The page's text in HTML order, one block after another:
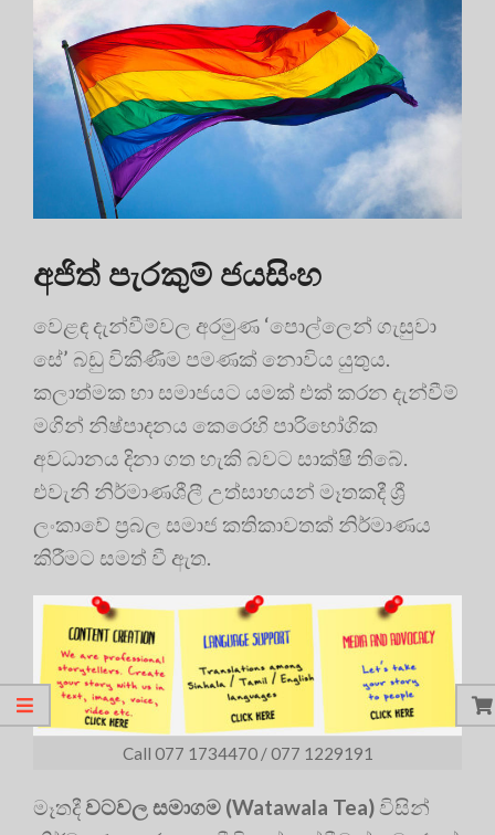
අජිත් පැරකුම් ජයසිංහ
වෙළඳ දැන්වීම්වල අරමුණ ‘පොල්ලෙන් ගැසුවා
සේ’ බඩු විකිණීම පමණක් නොවිය යුතුය.
කලාත්මක හා සමාජයට යමක් එක් කරන දැන්වීම්
මගින් නිෂ්පාදනය කෙරෙහි පාරිභෝගික
අවධානය දිනා ගත හැකි බවට සාක්ෂි තිබේ.
එවැනි නිර්මාණශීලී උත්සාහයන් මෑතකදී ශ්‍රී
ලංකාවේ ප්‍රබල සමාජ කතිකාවතක් නිර්මාණය
කිරීමට සමත් වී ඇත.
Call 077 1734470 / 077 1229191
මෑතදී වටවල සමාගම (Watawala Tea) විසින්